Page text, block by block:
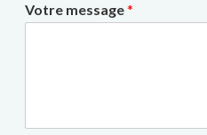
Votre message*